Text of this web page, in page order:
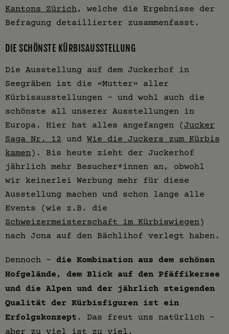
Kantons Zürich , welche die Ergebnisse der
Befragung detaillierter zusammenfasst.
DIE SCHÖNSTE KÜRBISAUSSTELLUNG
Die Ausstellung auf dem Juckerhof in
Seegräben ist die «Mutter» aller
Kürbisausstellungen – und wohl auch die
schönste all unserer Ausstellungen in
Europa. Hier hat alles angefangen ( Jucker
Saga Nr. 12 und Wie die Juckers zum Kürbis
kamen ). Bis heute zieht der Juckerhof
jährlich mehr Besucher*innen an, obwohl
wir keinerlei Werbung mehr für diese
Ausstellung machen und schon lange alle
Events (wie z.B. die
Schweizermeisterschaft im Kürbiswiegen )
nach Jona auf den Bächlihof verlegt haben.
Dennoch – die Kombination aus dem schönen
Hofgelände, dem Blick auf den Pfäffikersee
und die Alpen und der jährlich steigenden
Qualität der Kürbisfiguren ist ein
Erfolgskonzept . Das freut uns natürlich –
aber zu viel ist zu viel.